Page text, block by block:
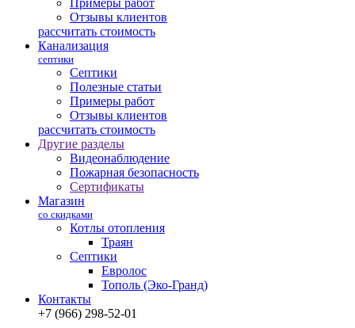
Отзывы клиентов
рассчитать стоимость
Канализация
септики
Септики
Полезные статьи
Примеры работ
Отзывы клиентов
рассчитать стоимость
Другие разделы
Видеонаблюдение
Пожарная безопасность
Сертификаты
Магазин
со скидками
Котлы отопления
Траян
Септики
Евролос
Тополь (Эко-Гранд)
Контакты
+7 (966) 298-52-01